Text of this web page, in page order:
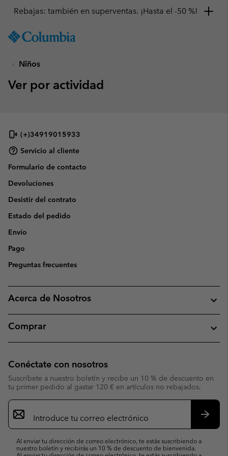
TO
SKIP
MAIN
NAV
SEARCH
Rebajas: también en superventas. ¡Hasta el -50 %!
Niños
Ver por actividad
(+)34919015933
Servicio al cliente
Formulario de contacto
Devoluciones
Desistir del contrato
Estado del pedido
Envío
Pago
Preguntas frecuentes
Acerca de Nosotros
Comprar
Conéctate con nosotros
Suscríbete a nuestro boletín y recibe un 10 % de descuento en
tu primer pedido al gastar 120 € en artículos no rebajados.
Suscripción
de
correo
Al enviar tu dirección de correo electrónico, te estás suscribiendo a
nuestro boletín y recibirás un 10 % de descuento de bienvenida.